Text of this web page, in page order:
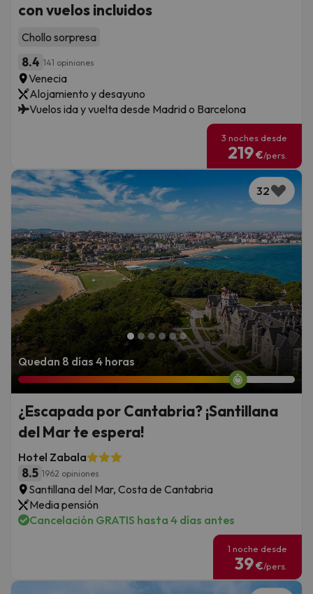
con vuelos incluidos
Chollo sorpresa
8.4 141 opiniones
Venecia
Alojamiento y desayuno
Vuelos ida y vuelta desde Madrid o Barcelona
3 noches desde
219€/pers.
Quedan 8 días 4 horas
32
¿Escapada por Cantabria? ¡Santillana
del Mar te espera!
Hotel Zabala
8.5 1962 opiniones
Santillana del Mar, Costa de Cantabria
Media pensión
Cancelación GRATIS hasta 4 días antes
1 noche desde
39€/pers.